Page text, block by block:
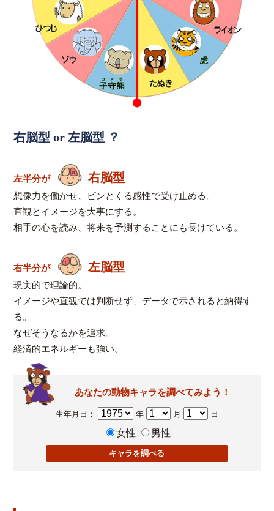
右脳型 or 左脳型 ？
左半分が 右脳型
想像力を働かせ、ピンとくる感性で受け止める。
直観とイメージを大事にする。
相手の心を読み、将来を予測することにも長けている。
右半分が 左脳型
現実的で理論的。
イメージや直観では判断せず、データで示されると納得す
る。
なぜそうなるかを追求。
経済的エネルギーも強い。
あなたの動物キャラを調べてみよう！
生年月日： 年 月 日
女性 男性